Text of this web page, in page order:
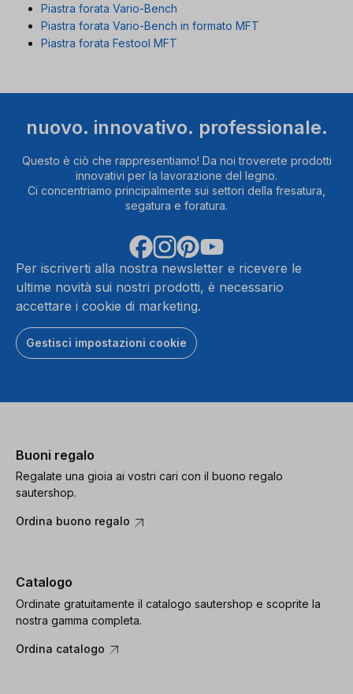
Piastra forata Vario-Bench
Piastra forata Vario-Bench in formato MFT
Piastra forata Festool MFT
nuovo. innovativo. professionale.
Questo è ciò che rappresentiamo! Da noi troverete prodotti
innovativi per la lavorazione del legno.
Ci concentriamo principalmente sui settori della fresatura,
segatura e foratura.
Per iscriverti alla nostra newsletter e ricevere le
ultime novità sui nostri prodotti, è necessario
accettare i cookie di marketing.
Gestisci impostazioni cookie
Buoni regalo
Regalate una gioia ai vostri cari con il buono regalo
sautershop.
Ordina buono regalo
Catalogo
Ordinate gratuitamente il catalogo sautershop e scoprite la
nostra gamma completa.
Ordina catalogo